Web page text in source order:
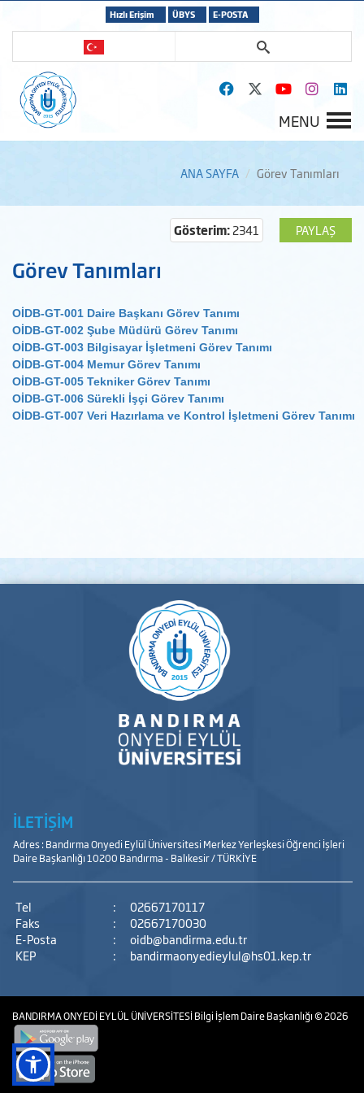
Hızlı Erişim ÜBYS E-POSTA
MENU
ANA SAYFA Görev Tanımları
PAYLAŞ
Gösterim:2341
Görev Tanımları
OİDB-GT-001 Daire Başkanı Görev Tanımı
OİDB-GT-002 Şube Müdürü Görev Tanımı
OİDB-GT-003 Bilgisayar İşletmeni Görev Tanımı
OİDB-GT-004 Memur Görev Tanımı
OİDB-GT-005 Tekniker Görev Tanımı
OİDB-GT-006 Sürekli İşçi Görev Tanımı
OİDB-GT-007 Veri Hazırlama ve Kontrol İşletmeni Görev Tanımı
İLETİŞİM
Adres : Bandırma Onyedi Eylül Üniversitesi Merkez Yerleşkesi Öğrenci İşleri
Daire Başkanlığı 10200 Bandırma - Balıkesir / TÜRKİYE
Tel :
02667170117
Faks
:
02667170030
E-Posta
:
oidb@bandirma.edu.tr
KEP
: bandirmaonyedieylul@hs01.kep.tr
BANDIRMA ONYEDİ EYLÜL ÜNİVERSİTESİBilgi İşlem Daire Başkanlığı© 2026